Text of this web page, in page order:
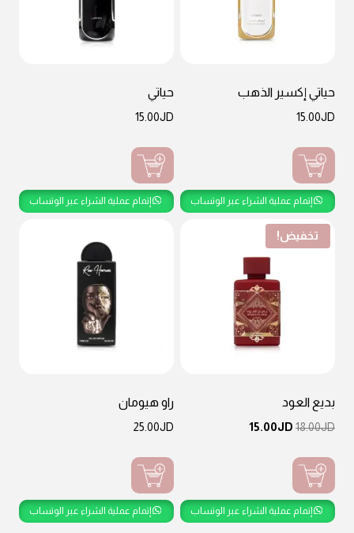
حياتي إكسير الذهب
JD
15.00
إتمام عملية الشراء عبر الوتساب
حياتي
JD
15.00
إتمام عملية الشراء عبر الوتساب
تخفيض!
بديع العود
JD
18.00 السعر
هو:
JD
15.00السعر
إتمام عملية الشراء عبر الوتساب
راو هيومان
JD
25.00
إتمام عملية الشراء عبر الوتساب